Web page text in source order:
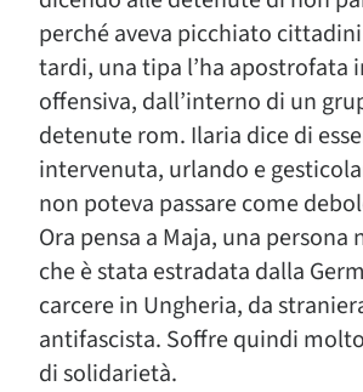
perché aveva picchiato
tardi, una tipa l’ha apostrofata
offensiva, dall’interno di un
detenute rom. Ilaria dice di
intervenuta, urlando e
non poteva passare come
Ora pensa a Maja, una persona
che è stata estradata dalla
carcere in Ungheria, da
antifascista. Soffre quindi
di solidarietà.